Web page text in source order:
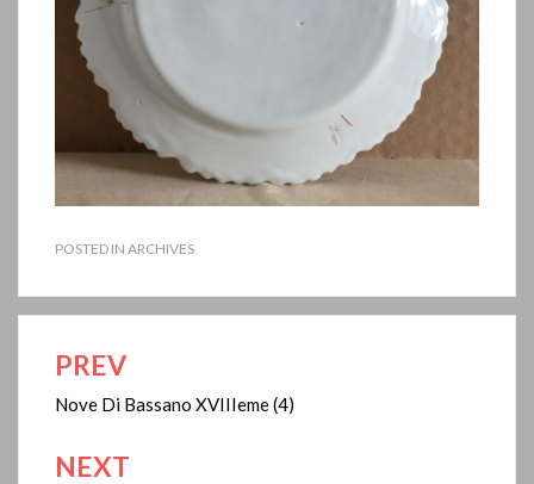
POSTED IN ARCHIVES
Navigation
de
l’article
PREV
Nove Di Bassano XVIIIeme (4)
NEXT